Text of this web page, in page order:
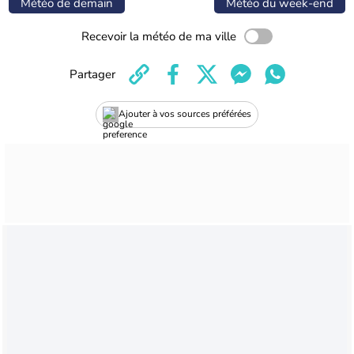
Recevoir la météo de ma ville
Ajouter à vos sources préférées
Partager